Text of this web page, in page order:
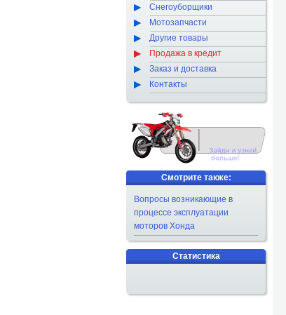
Снегоуборщики
Мотозапчасти
Другие товары
Продажа в кредит
Заказ и доставка
Контакты
Смотрите также:
Вопросы возникающие в
процессе эксплуатации
моторов Хонда
Статистика